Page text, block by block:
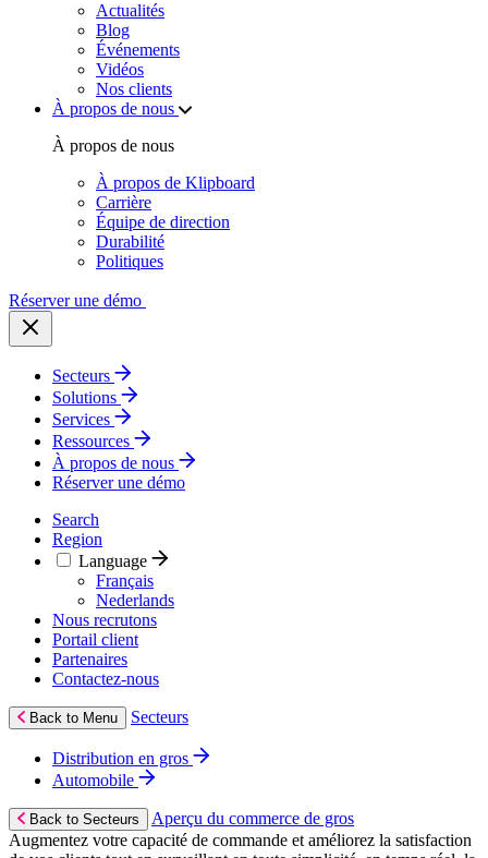
Actualités
Blog
Événements
Vidéos
Nos clients
À propos de nous
À propos de nous
À propos de Klipboard
Carrière
Équipe de direction
Durabilité
Politiques
Réserver une démo
Secteurs
Solutions
Services
Ressources
À propos de nous
Réserver une démo
Search
Region
Language
Français
Nederlands
Nous recrutons
Portail client
Partenaires
Contactez‑nous
Back to Menu Secteurs
Distribution en gros
Automobile
Back to Secteurs
Aperçu du commerce de gros
Augmentez votre capacité de commande et améliorez la satisfaction